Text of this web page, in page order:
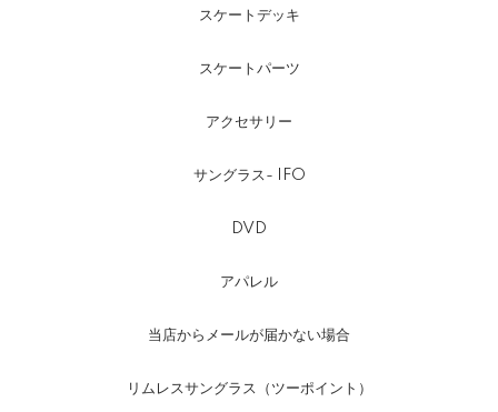
スケートデッキ
スケートパーツ
アクセサリー
サングラス- IFO
DVD
アパレル
当店からメールが届かない場合
リムレスサングラス（ツーポイント）